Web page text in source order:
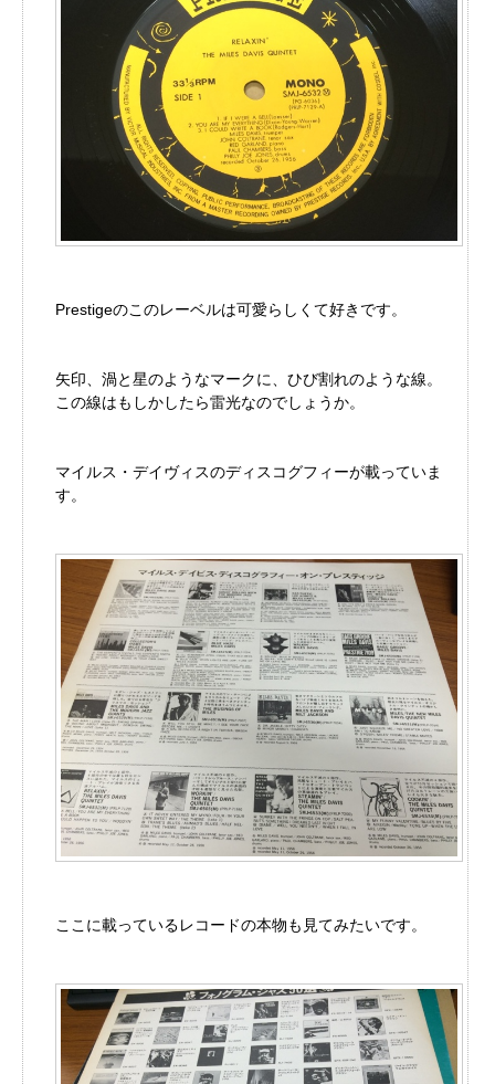
Prestigeのこのレーベルは可愛らしくて好きです。
矢印、渦と星のようなマークに、ひび割れのような線。
この線はもしかしたら雷光なのでしょうか。
マイルス・デイヴィスのディスコグフィーが載っていま
す。
ここに載っているレコードの本物も見てみたいです。